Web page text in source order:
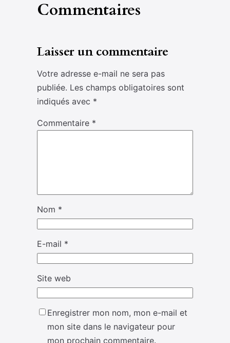
Commentaires
Laisser un commentaire
Votre adresse e-mail ne sera pas
publiée. Les champs obligatoires sont
indiqués avec *
Commentaire *
Nom *
E-mail *
Site web
Enregistrer mon nom, mon e-mail et
mon site dans le navigateur pour
mon prochain commentaire.